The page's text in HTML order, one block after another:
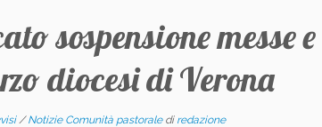
sospensione
diocesi di Verona
/Notizie Comunità pastorale di redazione